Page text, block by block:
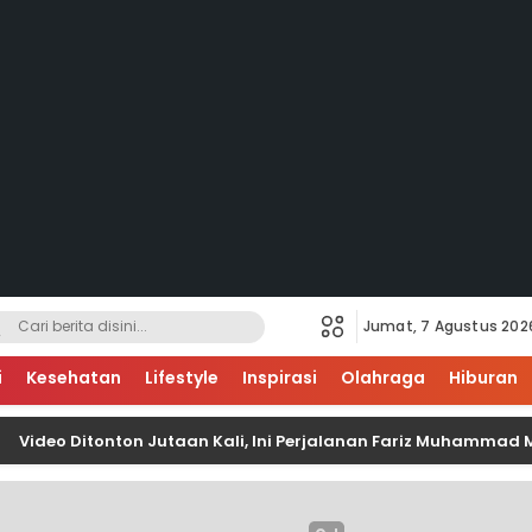
Jumat, 7 Agustus
Kesehatan Lifestyle Inspirasi Olahraga Hiburan
Ditonton Jutaan Kali, Ini Perjalanan Fariz Muhammad